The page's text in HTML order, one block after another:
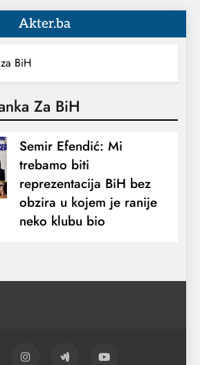
Akter.ba
BiH
Za BiH
Semir Efendić: Mi
trebamo biti
reprezentacija BiH bez
obzira u kojem je ranije
neko klubu bio